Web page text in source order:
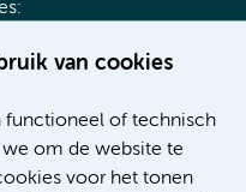
van cookies
functioneel of technisch
om de website te
voor het tonen